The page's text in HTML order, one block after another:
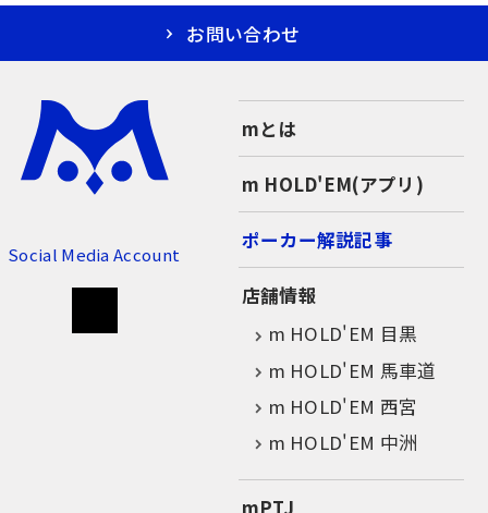
お問い合わせ
Social Media Account
mとは
m HOLD'EM(アプリ)
ポーカー解説記事
店舗情報
m HOLD'EM 目黒
m HOLD'EM 馬車道
m HOLD'EM 西宮
m HOLD'EM 中洲